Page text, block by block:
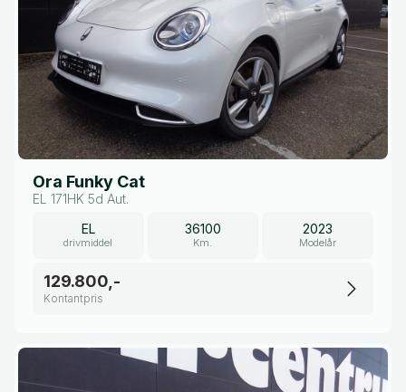
Ora Funky Cat
EL 171HK 5d Aut.
EL
drivmiddel
36100
Km.
2023
Modelår
129.800,-
Kontantpris